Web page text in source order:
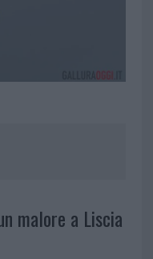
malore a Liscia